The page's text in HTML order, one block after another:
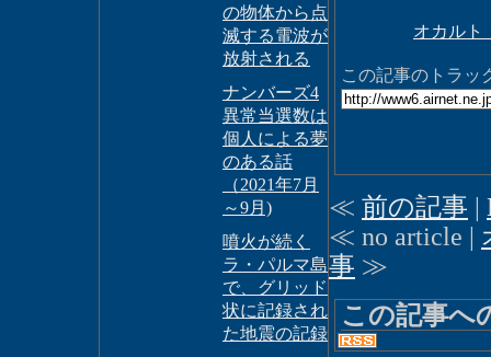
の物体から点
滅する電波が
放射される
ナンバーズ4
異常当選数は
個人による夢
のある話
（2021年7月
～9月)
噴火が続く
ラ・パルマ島
で、グリッド
状に記録され
た地震の記録
オカルト
この記事のトラッ
≪ 前の記事 |
≪ no article |
事 ≫
この記事へ